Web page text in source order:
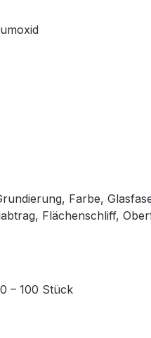
Farbe,
Flächenschliff,
– 100 Stück